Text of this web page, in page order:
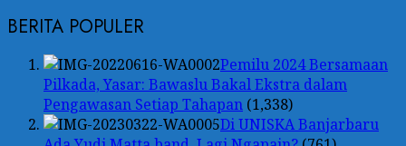
BERITA POPULER
Pemilu 2024 Bersamaan
Pilkada, Yasar: Bawaslu Bakal Ekstra dalam
Pengawasan Setiap Tahapan (1,338)
Di UNISKA Banjarbaru